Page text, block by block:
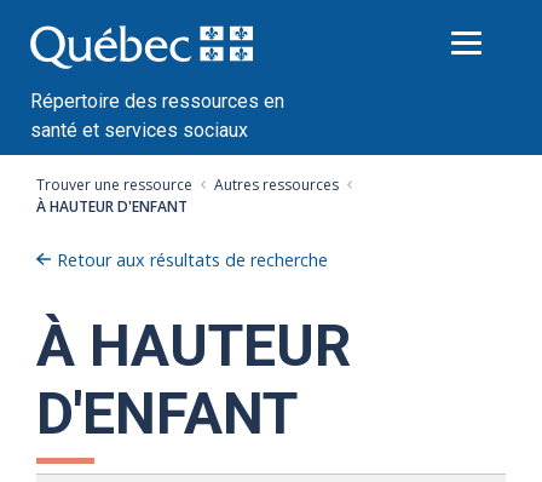
au
contenu
Répertoire des ressources en
santé et services sociaux
Trouver une ressource
Autres ressources
À HAUTEUR D'ENFANT
Retour aux résultats de recherche
À HAUTEUR
D'ENFANT